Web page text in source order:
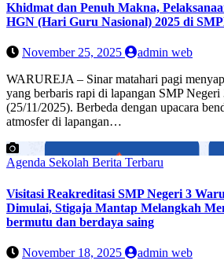
Khidmat dan Penuh Makna,
HGN (Hari Guru Nasional) 2025 di
November 25, 2025
admin web
WARUREJA – Sinar matahari pagi
yang berbaris rapi di lapangan SMP Negeri
(25/11/2025). Berbeda dengan upacara
atmosfer di lapangan…
Agenda Sekolah Berita Terbaru
Visitasi Reakreditasi SMP Negeri 3
Dimulai, Stigaja Mantap Melangkah
bermutu dan berdaya saing
November 18, 2025
admin web